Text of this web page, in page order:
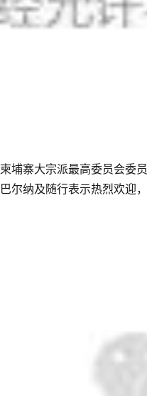
埔寨大宗派最高委员会委
尔纳及随行表示热烈欢迎